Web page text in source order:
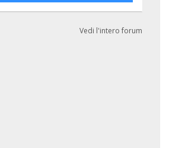
Vedi l'intero forum